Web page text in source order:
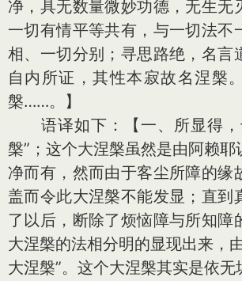
净，具无数量微妙功德，无生无
一切有情平等共有，与一切法不
相、一切分别；寻思路绝，名言
自内所证，其性本寂故名涅槃
槃……。】
语译如下：【一、所显得，
槃”；这个大涅槃虽然是由阿赖
净而有，然而由于客尘所障的缘
盖而令此大涅槃不能发显；直到
了以后，断除了烦恼障与所知障
大涅槃的法相分明的显现出来，
大涅槃”。这个大涅槃其实是依